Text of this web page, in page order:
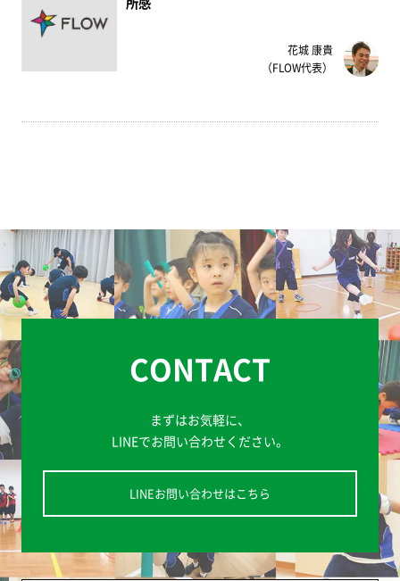
花城 康貴
（FLOW代表）
CONTACT
まずはお気軽に、
LINEでお問い合わせください。
LINEお問い合わせはこちら